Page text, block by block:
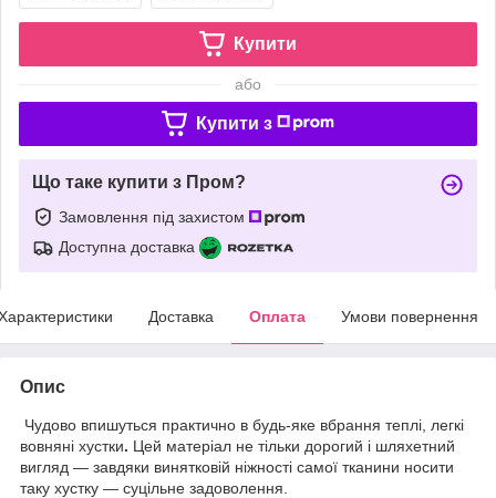
Купити
або
Купити з
Що таке купити з Пром?
Замовлення під захистом
Доступна доставка
Доставка Оплата Умови повернення
Опис
Чудово впишуться практично в будь-яке вбрання теплі, легкі
вовняні хустки. Цей матеріал не тільки дорогий і шляхетний
вигляд — завдяки винятковій ніжності самої тканини носити
таку хустку — суцільне задоволення.